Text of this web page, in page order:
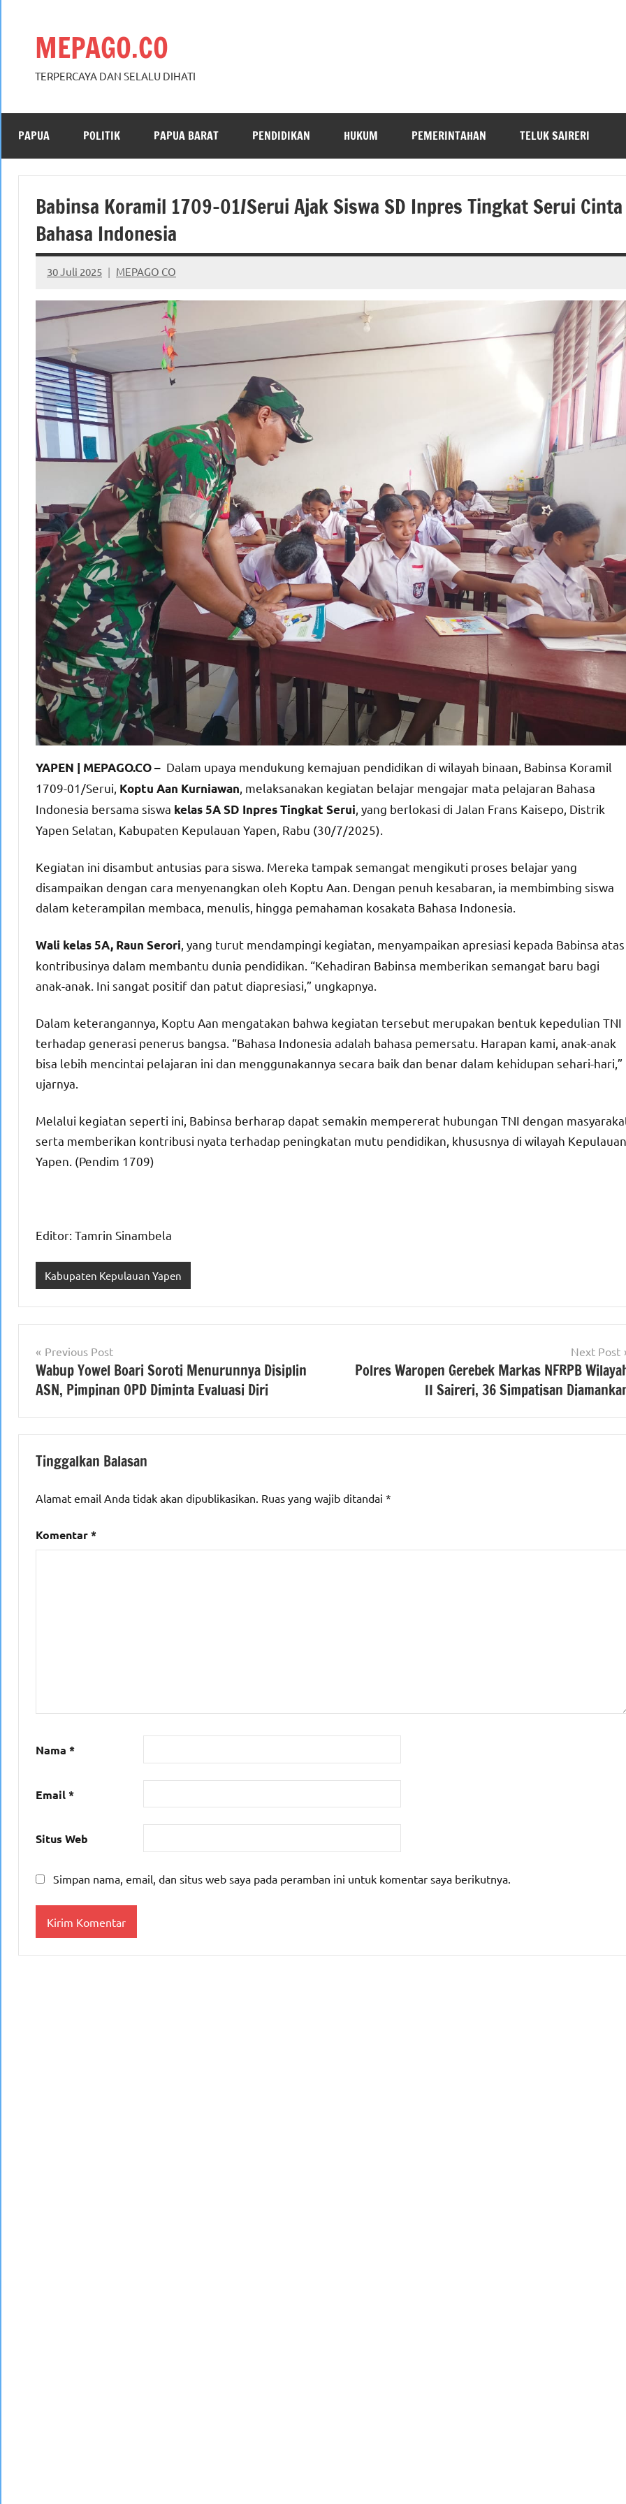
MEPAGO.CO
TERPERCAYA DAN SELALU DIHATI
PAPUA POLITIK PAPUA BARAT PENDIDIKAN HUKUM PEMERINTAHAN TELUK SAIRERI
Babinsa Koramil 1709-01/Serui Ajak Siswa SD Inpres Tingkat Serui Cinta
Bahasa Indonesia
30 Juli 2025 MEPAGO CO
No
comments
YAPEN | MEPAGO.CO – Dalam upaya mendukung kemajuan pendidikan di wilayah binaan, Babinsa Koramil
1709-01/Serui, Koptu Aan Kurniawan, melaksanakan kegiatan belajar mengajar mata pelajaran Bahasa
Indonesia bersama siswa kelas 5A SD Inpres Tingkat Serui, yang berlokasi di Jalan Frans Kaisepo, Distrik
Yapen Selatan, Kabupaten Kepulauan Yapen, Rabu (30/7/2025).
Kegiatan ini disambut antusias para siswa. Mereka tampak semangat mengikuti proses belajar yang
disampaikan dengan cara menyenangkan oleh Koptu Aan. Dengan penuh kesabaran, ia membimbing siswa
dalam keterampilan membaca, menulis, hingga pemahaman kosakata Bahasa Indonesia.
Wali kelas 5A, Raun Serori, yang turut mendampingi kegiatan, menyampaikan apresiasi kepada Babinsa atas
kontribusinya dalam membantu dunia pendidikan. “Kehadiran Babinsa memberikan semangat baru bagi
anak-anak. Ini sangat positif dan patut diapresiasi,” ungkapnya.
Dalam keterangannya, Koptu Aan mengatakan bahwa kegiatan tersebut merupakan bentuk kepedulian TNI
terhadap generasi penerus bangsa. “Bahasa Indonesia adalah bahasa pemersatu. Harapan kami, anak-anak
bisa lebih mencintai pelajaran ini dan menggunakannya secara baik dan benar dalam kehidupan sehari-hari,”
ujarnya.
Melalui kegiatan seperti ini, Babinsa berharap dapat semakin mempererat hubungan TNI dengan
serta memberikan kontribusi nyata terhadap peningkatan mutu pendidikan, khususnya di wilayah Kepulauan
Yapen. (Pendim 1709)
Editor: Tamrin Sinambela
Kabupaten Kepulauan Yapen
Navigasi
pos
Previous Post
Wabup Yowel Boari Soroti Menurunnya Disiplin
ASN, Pimpinan OPD Diminta Evaluasi Diri
Next Post
Polres Waropen Gerebek Markas NFRPB
II Saireri, 36 Simpatisan
Tinggalkan Balasan
Alamat email Anda tidak akan dipublikasikan. Ruas yang wajib ditandai *
Komentar*
Nama *
Email*
Situs Web
Simpan nama, email, dan situs web saya pada peramban ini untuk komentar saya berikutnya.